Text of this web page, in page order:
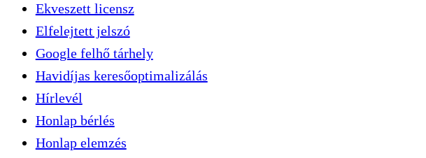
Ekveszett licensz
Elfelejtett jelszó
Google felhő tárhely
Havidíjas keresőoptimalizálás
Hírlevél
Honlap bérlés
Honlap elemzés